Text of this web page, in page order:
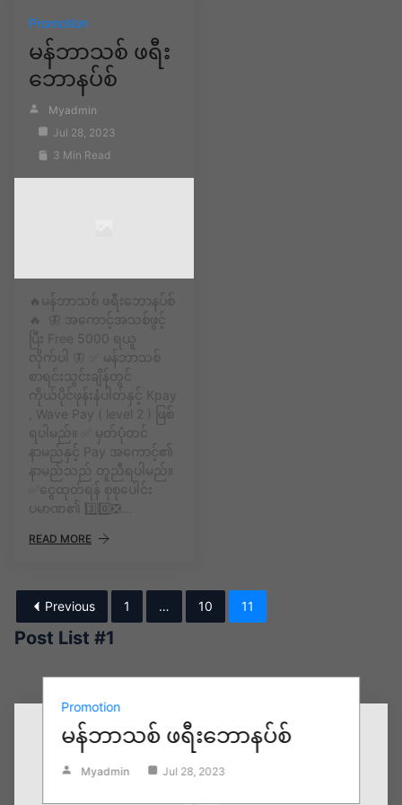
Promotion
မန်ဘာသစ် ဖရီး
ဘောနပ်စ်
Myadmin
Jul 28, 2023
3 Min Read
🔥မန်ဘာသစ် ဖရီးဘောနပ်စ်
🔥 🦋 အကောင့်အသစ်ဖွင့်
ပြီး Free 5000 ရယူ
လိုက်ပါ 🦋 ✅ မန်ဘာသစ်
စာရင်းသွင်းချိန်တွင်
ကိုယ်ပိုင်ဖုန်းနံပါတ်နှင့် Kpay
, Wave Pay ( level 2 ) ဖြစ်
ရပါမည်။ ✅ မှတ်ပုံတင်
နာမည်နှင့် Pay အကောင့်၏
နာမည်သည် တူညီရပါမည်။
✅ငွေထုတ်ရန် စုစုပေါင်း
ပမာဏ၏ 3️⃣0️⃣❎…
READ MORE
Previous 1 … 10 11
Post List #1
Promotion
မန်ဘာသစ် ဖရီးဘောနပ်စ်
Myadmin Jul 28, 2023